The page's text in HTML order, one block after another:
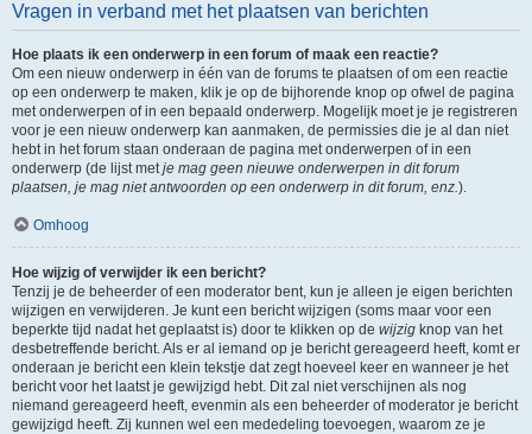
Vragen in verband met het plaatsen van berichten
Hoe plaats ik een onderwerp in een forum of maak een reactie?
Om een nieuw onderwerp in één van de forums te plaatsen of om een reactie
op een onderwerp te maken, klik je op de bijhorende knop op ofwel de pagina
met onderwerpen of in een bepaald onderwerp. Mogelijk moet je je registreren
voor je een nieuw onderwerp kan aanmaken, de permissies die je al dan niet
hebt in het forum staan onderaan de pagina met onderwerpen of in een
onderwerp (de lijst metje mag geen nieuwe onderwerpen in dit forum
plaatsen, je mag niet antwoorden op een onderwerp in dit forum, enz.).
Omhoog
Hoe wijzig of verwijder ik een bericht?
Tenzij je de beheerder of een moderator bent, kun je alleen je eigen berichten
wijzigen en verwijderen. Je kunt een bericht wijzigen (soms maar voor een
beperkte tijd nadat het geplaatst is) door te klikken op de wijzig knop van het
desbetreffende bericht. Als er al iemand op je bericht gereageerd heeft, komt er
onderaan je bericht een klein tekstje dat zegt hoeveel keer en wanneer je het
bericht voor het laatst je gewijzigd hebt. Dit zal niet verschijnen als nog
niemand gereageerd heeft, evenmin als een beheerder of moderator je bericht
gewijzigd heeft. Zij kunnen wel een mededeling toevoegen, waarom ze je